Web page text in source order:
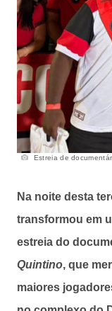
Estreia de
Na noite desta
transformou em
estreia do
Quintino, que
maiores